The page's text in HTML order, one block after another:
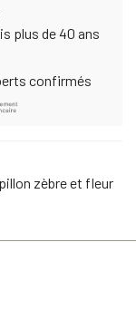
plus de 40 ans
confirmés
zèbre et fleur